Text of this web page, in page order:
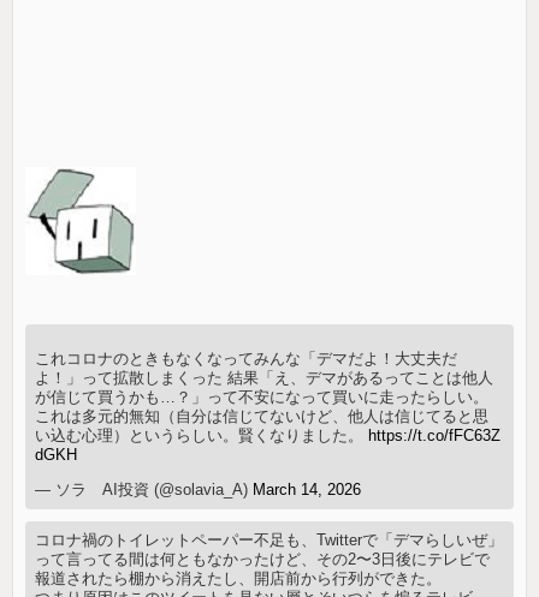
これコロナのときもなくなってみんな「デマだよ！大丈夫だ
よ！」って拡散しまくった 結果「え、デマがあるってことは他人
が信じて買うかも…？」って不安になって買いに走ったらしい。
これは多元的無知（自分は信じてないけど、他人は信じてると思
い込む心理）というらしい。賢くなりました。 https://t.co/fFC63Z
dGKH
— ソラ AI投資 (@solavia_A) March 14, 2026
コロナ禍のトイレットペーパー不足も、Twitterで「デマらしいぜ」
って言ってる間は何ともなかったけど、その2〜3日後にテレビで
報道されたら棚から消えたし、開店前から行列ができた。